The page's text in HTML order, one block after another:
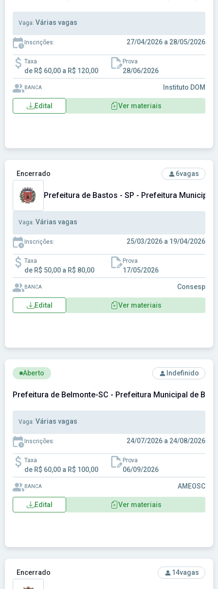
Vaga: Várias vagas
Inscrições: 27/04/2026 a 28/05/2026
Taxa
de R$ 60,00 a R$ 120,00
Prova
28/06/2026
BANCA Instituto DOM
Edital Ver materiais
Ver concurso: Prefeitura de Bastos - SP - Prefeitura
Encerrado 6vagas
Prefeitura de Bastos - SP - Prefeitura Municipal
Vaga: Várias vagas
Inscrições: 25/03/2026 a 19/04/2026
Taxa
de R$ 50,00 a R$ 80,00
Prova
17/05/2026
BANCA Consesp
Edital Ver materiais
Ver concurso: Prefeitura de Belmonte-SC - Prefeitura
Aberto Indefinido
Prefeitura de Belmonte-SC - Prefeitura Municipal de
Vaga: Várias vagas
Inscrições: 24/07/2026 a 24/08/2026
Taxa
de R$ 60,00 a R$ 100,00
Prova
06/09/2026
BANCA AMEOSC
Edital Ver materiais
Ver concurso: Prefeitura de Bofete - SP - Prefeitura
Encerrado 14vagas